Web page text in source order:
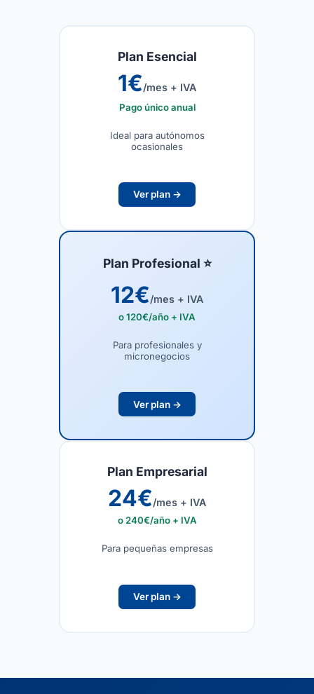
Plan Esencial
1€/mes + IVA
Pago único anual
Ideal para autónomos
ocasionales
Ver plan →
Plan Profesional ⭐
12€/mes + IVA
o 120€/año + IVA
Para profesionales y
micronegocios
Ver plan →
Plan Empresarial
24€/mes + IVA
o 240€/año + IVA
Para pequeñas empresas
Ver plan →